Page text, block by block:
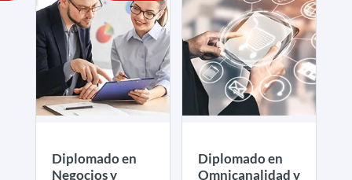
Diplomado en
Negocios y
Diplomado en
Omnicanalidad y